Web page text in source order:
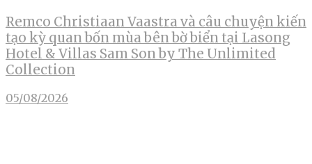
Remco Christiaan Vaastra và câu chuyện kiến
tạo kỳ quan bốn mùa bên bờ biển tại Lasong
Hotel & Villas Sam Son by The Unlimited
Collection
05/08/2026